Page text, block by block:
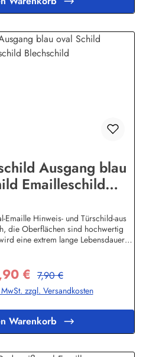
Ausgang blau
Emailleschild
Emaille Hinweis- und Türschild-aus
die Oberflächen sind hochwertig
eine extrem lange Lebensdauer
lose angezogen werden, weil sonst
kann-Die Emailleschilder können
werdenHier geht's zu den
Bini Inh. Eda
e.K.Meddenwarf 1a22457
€ Regulärer Preis:
7,90 €
zzgl. Versandkosten
Warenkorb